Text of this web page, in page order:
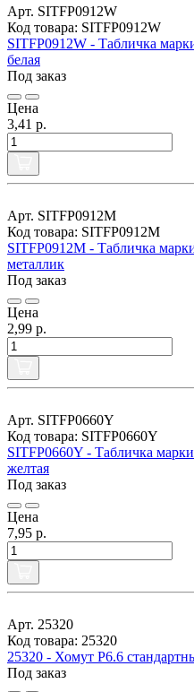
Арт. SITFP0912W
Код товара: SITFP0912W
SITFP0912W - Табличка
белая
Под заказ
Цена
3,41 р.
Арт. SITFP0912M
Код товара: SITFP0912M
SITFP0912M - Табличка
металлик
Под заказ
Цена
2,99 р.
Арт. SITFP0660Y
Код товара: SITFP0660Y
SITFP0660Y - Табличка
желтая
Под заказ
Цена
7,95 р.
Арт. 25320
Код товара: 25320
25320 - Хомут P6.6
Под заказ